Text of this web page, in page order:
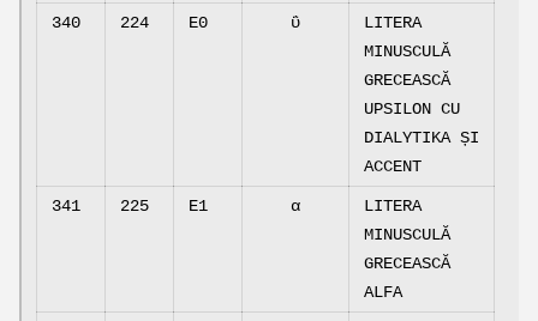
340 224 E0 ΰ
LITERA
MINUSCULĂ
GRECEASCĂ
UPSILON CU
DIALYTIKA ȘI
ACCENT
341 225 E1 α
LITERA
MINUSCULĂ
GRECEASCĂ
ALFA